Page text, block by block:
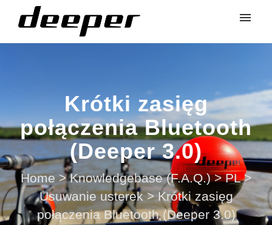
Krótki zasięg
połączenia Bluetooth
(Deeper 3.0)
Home > Knowledgebase (F.A.Q.) > PL >
Usuwanie usterek > Krótki zasięg
połączenia Bluetooth (Deeper 3.0)